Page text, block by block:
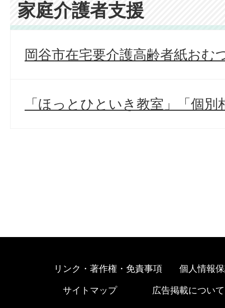
家庭介護者支援
岡谷市在宅要介護高齢者紙おむ
「ほっとひといき教室」「個
リンク・著作権・免責事項 個人情報
サイトマップ 広告掲載について